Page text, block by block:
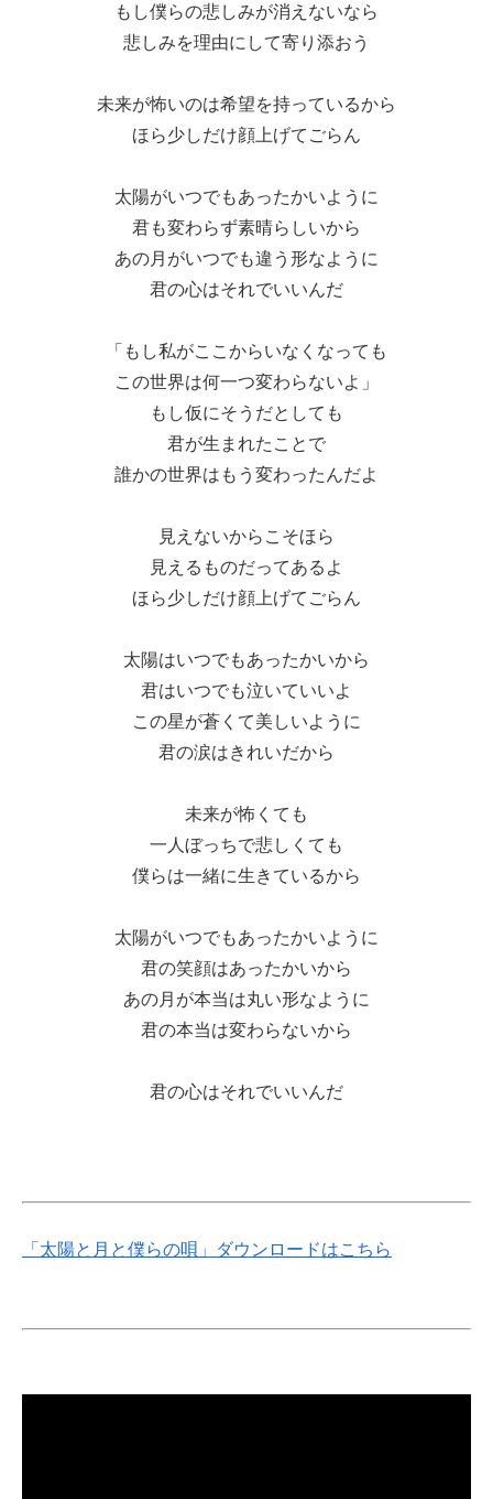
もし僕らの悲しみが消えないなら
悲しみを理由にして寄り添おう
未来が怖いのは希望を持っているから
ほら少しだけ顔上げてごらん
太陽がいつでもあったかいように
君も変わらず素晴らしいから
あの月がいつでも違う形なように
君の心はそれでいいんだ
「もし私がここからいなくなっても
この世界は何一つ変わらないよ」
もし仮にそうだとしても
君が生まれたことで
誰かの世界はもう変わったんだよ
見えないからこそほら
見えるものだってあるよ
ほら少しだけ顔上げてごらん
太陽はいつでもあったかいから
君はいつでも泣いていいよ
この星が蒼くて美しいように
君の涙はきれいだから
未来が怖くても
一人ぼっちで悲しくても
僕らは一緒に生きているから
太陽がいつでもあったかいように
君の笑顔はあったかいから
あの月が本当は丸い形なように
君の本当は変わらないから
君の心はそれでいいんだ
「太陽と月と僕らの唄」ダウンロードはこちら